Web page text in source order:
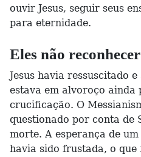
ouvir Jesus, seguir seus
para eternidade.
Eles não
Jesus havia ressuscitado
estava em alvoroço ainda
crucificação. O
questionado por conta de
morte. A esperança de
havia sido frustada, o que